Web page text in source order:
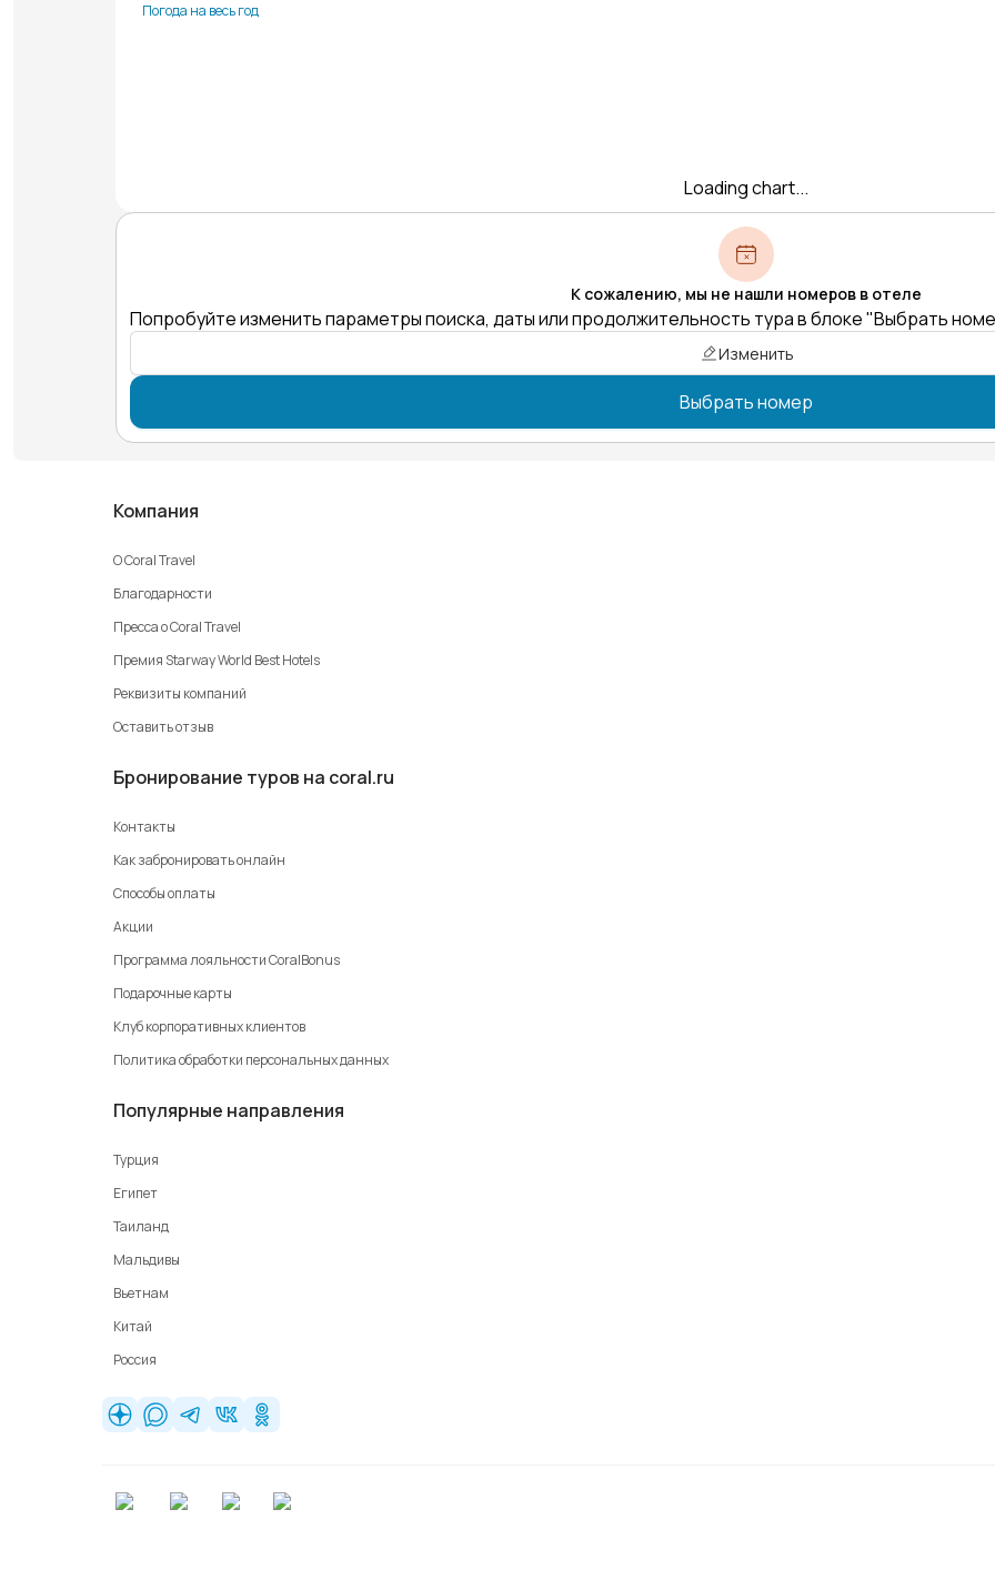
Погода на весь год
Loading chart...
К сожалению, мы не нашли номеров в отеле
Попробуйте изменить параметры поиска, даты или продолжительность тура в блоке "Выбрать
Изменить
Выбрать номер
Компания
О Coral Travel
Благодарности
Пресса о Coral Travel
Премия Starway World Best Hotels
Реквизиты компаний
Оставить отзыв
Бронирование туров на coral.ru
Контакты
Как забронировать онлайн
Способы оплаты
Акции
Программа лояльности CoralBonus
Подарочные карты
Клуб корпоративных клиентов
Политика обработки персональных данных
Популярные направления
Турция
Египет
Таиланд
Мальдивы
Вьетнам
Китай
Россия